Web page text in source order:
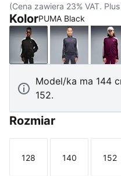
(Cena zawiera 23% VAT.
KolorPUMA Black
PUMA BlackInky Depths
Model/ka ma 144
152.
Rozmiar
Rozmiar
128
Rozmiar
140 152